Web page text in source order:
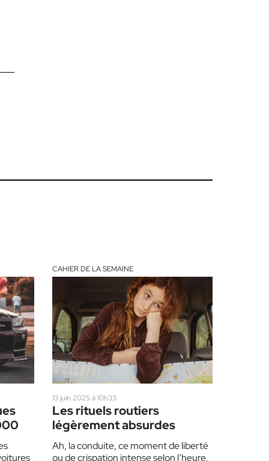
CAHIER DE LA SEMAINE
13 juin 2025 à 10h33
Les rituels routiers
légèrement absurdes
Ah, la conduite, ce moment de liberté
ou de crispation intense selon l’heure,